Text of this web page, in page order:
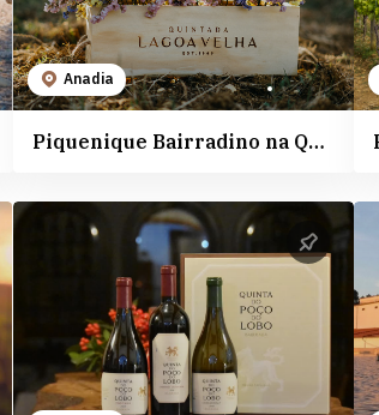
Anadia
Piquenique Bairradino na Quinta da Lagoa Velha